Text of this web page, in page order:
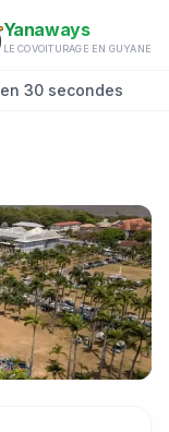
Yanaways
LE COVOITURAGE EN GUYANE
30 secondes